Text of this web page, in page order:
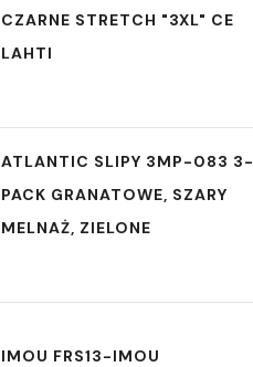
CZARNE STRETCH "3XL" CE
LAHTI
ATLANTIC SLIPY 3MP-083 3-
PACK GRANATOWE, SZARY
MELNAŻ, ZIELONE
IMOU FRS13-IMOU